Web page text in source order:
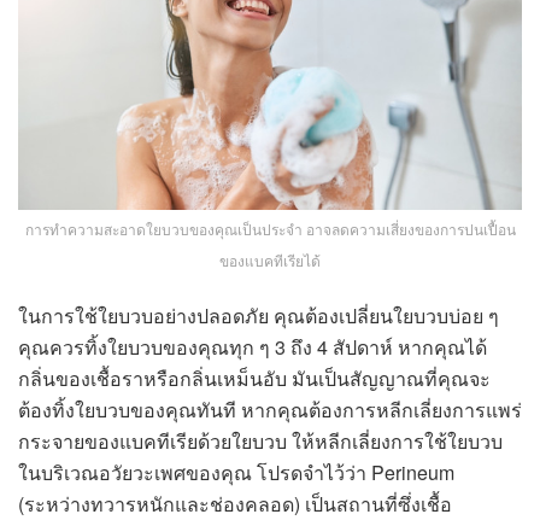
การทำความสะอาดใยบวบของคุณเป็นประจำ อาจลดความเสี่ยงของการปนเปื้อน
ของแบคทีเรียได้
ในการใช้ใยบวบอย่างปลอดภัย คุณต้องเปลี่ยนใยบวบบ่อย ๆ
คุณควรทิ้งใยบวบของคุณทุก ๆ 3 ถึง 4 สัปดาห์ หากคุณได้
กลิ่นของเชื้อราหรือกลิ่นเหม็นอับ มันเป็นสัญญาณที่คุณจะ
ต้องทิ้งใยบวบของคุณทันที หากคุณต้องการหลีกเลี่ยงการแพร่
กระจายของแบคทีเรียด้วยใยบวบ ให้หลีกเลี่ยงการใช้ใยบวบ
ในบริเวณอวัยวะเพศของคุณ โปรดจำไว้ว่า Perineum
(ระหว่างทวารหนักและช่องคลอด) เป็นสถานที่ซึ่งเชื้อ